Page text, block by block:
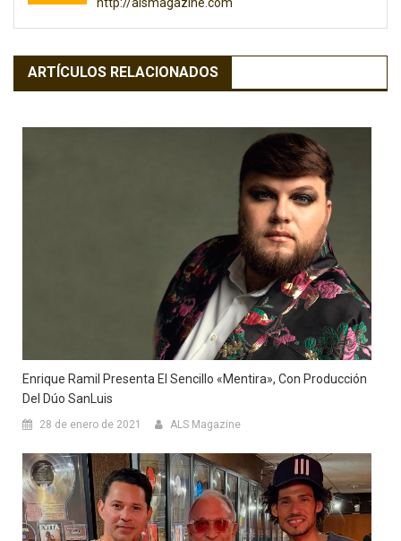
ARTÍCULOS RELACIONADOS
Enrique Ramil Presenta El Sencillo «Mentira», Con Producción
Del Dúo SanLuis
28 de enero de 2021 ALS Magazine